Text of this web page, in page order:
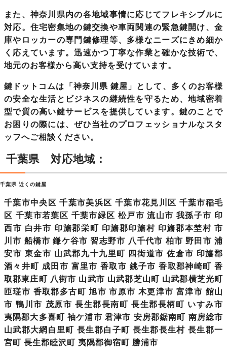
また、 神奈川県内の各地域事情に応じてフレキシブルに
対応。住宅密集地の鍵交換や車両関連の緊急鍵開け、金
庫やロッカーの専門鍵修理等、多様なニーズにきめ細か
く応えています。迅速かつ丁寧な作業と確かな技術で、
地元のお客様から高い支持を受けています。
鍵ドットコムは「 神奈川県 鍵屋 」として、多くのお客様
の安全な生活とビジネスの継続性を守るため、地域密着
型で質の高い鍵サービスを提供しています。鍵のことで
お困りの際には、ぜひ当社のプロフェッショナルなスタ
ッフへご相談ください。
千葉県 対応地域：
千葉県 近くの鍵屋
千葉市中央区 千葉市美浜区 千葉市花見川区 千葉市稲毛
区 千葉市若葉区 千葉市緑区 松戸市 流山市 我孫子市 印
西市 白井市 印旛郡栄町 印旛郡印旛村 印旛郡本埜村 市
川市 船橋市 鎌ケ谷市 習志野市 八千代市柏市 野田市 浦
安市 東金市 山武郡九十九里町 四街道市 佐倉市 印旛郡
酒々井町 成田市 富里市 香取市 銚子市 香取郡神崎町 香
取郡東庄町 八街市 山武市 山武郡芝山町 山武郡横芝光町
匝瑳市 香取郡多古町 旭市 市原市 木更津市 富津市 館山
市 鴨川市 茂原市 長生郡長南町 長生郡長柄町 いすみ市
夷隅郡大多喜町 袖ケ浦市 君津市 安房郡鋸南町 南房総市
山武郡大網白里町 長生郡白子町 長生郡長生村 長生郡一
宮町 長生郡睦沢町 夷隅郡御宿町 勝浦市